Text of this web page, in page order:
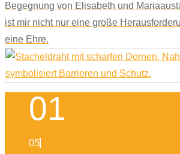
Begegnung von Elisabeth und
ist mir nicht nur eine große
eine Ehre.
01
05